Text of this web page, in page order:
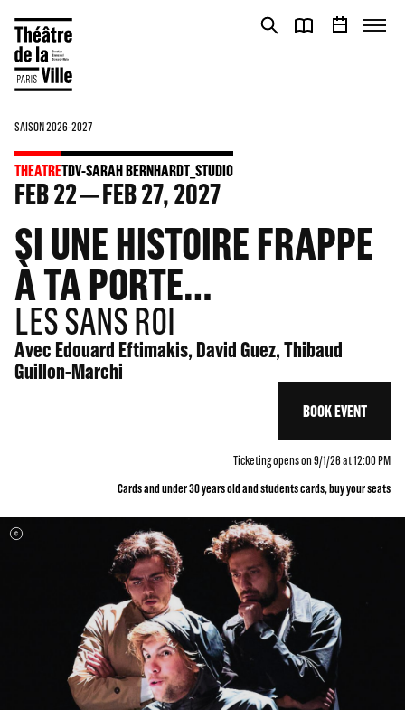
SAISON 2026-2027
THEATRETDV-SARAH BERNHARDT_STUDIO
FEB22 FEB27, 2027
SI UNE HISTOIRE FRAPPE
À TA PORTE…
LES SANS ROI
Avec Edouard Eftimakis, David Guez, Thibaud
Guillon-Marchi
BOOK EVENT
Ticketing opens on 9/1/26 at 12:00 PM
Cards and under 30 years old and students cards, buy your seats